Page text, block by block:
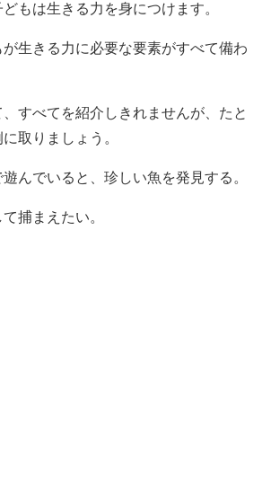
もは生きる力を身につけます。
生きる力に必要な要素がすべて備わ
すべてを紹介しきれませんが、たと
取りましょう。
んでいると、珍しい魚を発見する。
捕まえたい。